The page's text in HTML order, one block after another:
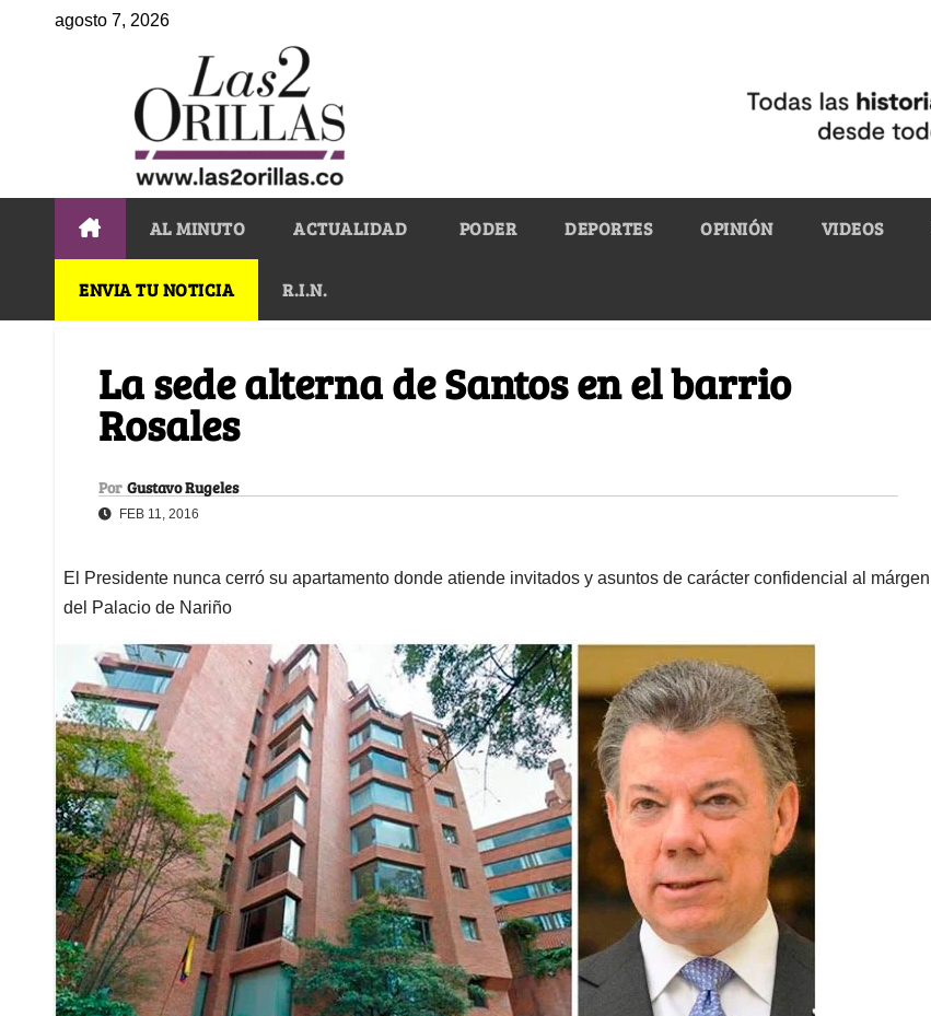
agosto 7, 2026
AL MINUTO ACTUALIDAD PODER DEPORTES OPINIÓN VIDEOS
ENVIA TU NOTICIA R.I.N.
La sede alterna de Santos en el barrio
Rosales
Por Gustavo Rugeles
FEB 11, 2016
El Presidente nunca cerró su apartamento donde atiende invitados y asuntos de carácter confidencial al márgen
del Palacio de Nariño